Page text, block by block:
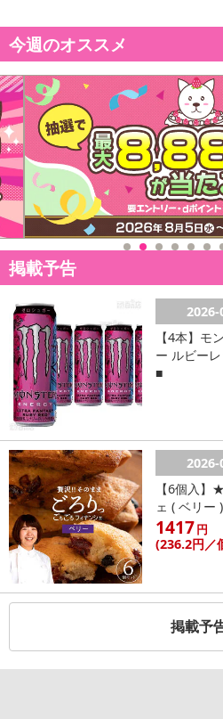
・注意事項：
※簡易包装になります。
上お申し込みををお願い致します。
※仕様および外観は製品改良のため
ざいます。
※製造過程によりサイズや色合いな
ございます。
※輸入品の為、多少の汚れ、スレが
※商品入荷時期によりパッケージの
ザイン・仕様が異なる場合がござい
※保証はお申込日より1年間となり
される12桁のお問い合せ番号をお控え
ない場合ございます。
商品につきましては商品ページ仕
をお願い致します。
注意事項
【賞味・消費期限のある商品につい
商品到着時点でのお日持ち期間は、配
のでご了承ください。
【キャンセルについて】
※お申込み後のキャンセルはお受けで
記載されている内容を必ずご確認いた
にご納得いただきましたうえでお申し
※パッケージ変更や商品リニューア
参考の掲載画像や画像内のバーコー
る場合がございます。
また、[新たな加工食品の原料原産地
今週のオススメ
掲載予告
2026-
【4本】モ
ー ルビー
■
2026-
【6個入
ェ ( ベリー )
1417円
(236.2円／
掲載予